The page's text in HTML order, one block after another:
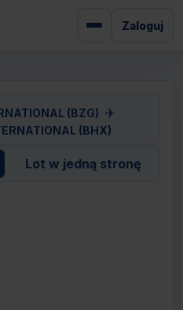
Zaloguj
(BZG) ✈
(BHX)
Lot w jedną stronę